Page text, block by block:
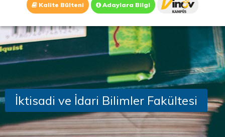
Kalite Bülteni Adaylara Bilgi
İktisadi ve İdari Bilimler Fakültesi